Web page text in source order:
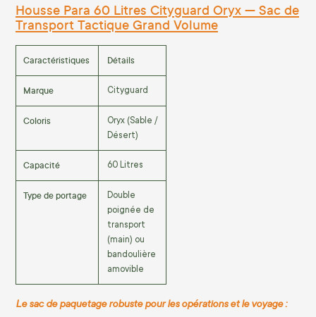
Housse Para 60 Litres Cityguard Oryx — Sac de
Transport Tactique Grand Volume
Caractéristiques Détails
Marque Cityguard
Coloris
Oryx (Sable /
Désert)
Capacité 60 Litres
Type de portage
Double
poignée de
transport
(main) ou
bandoulière
amovible
Le sac de paquetage robuste pour les opérations et le voyage :